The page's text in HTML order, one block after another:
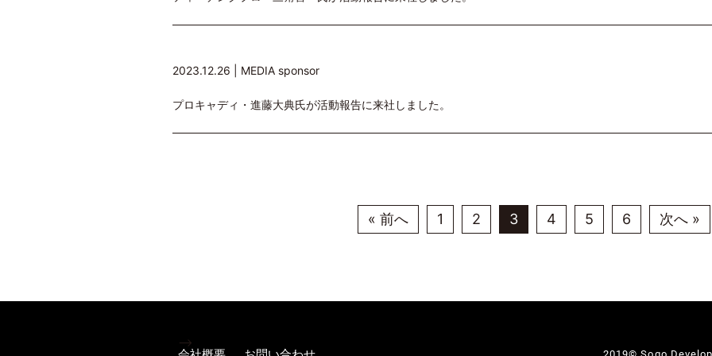
2023.12.26 | MEDIA sponsor
プロキャディ・進藤大典氏が活動報告に来社しました。
« 前へ 1 2 3 4 5 6 次へ »
-->